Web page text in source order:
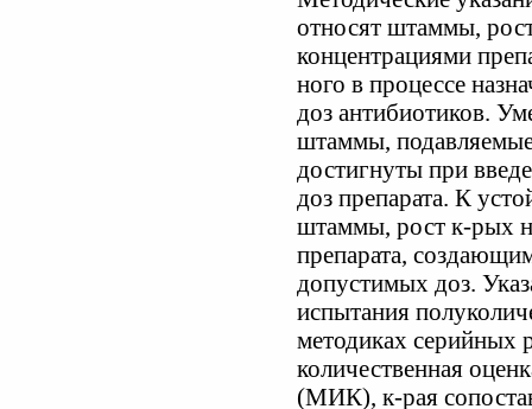
относят штаммы,
концентрациями
ного в процессе
доз антибиотиков.
штаммы,
достигнуты при
доз препарата. К
штаммы, рост к-рых
препарата,
допустимых доз.
испытания
методиках серийных
количественная
(МИК), к-рая